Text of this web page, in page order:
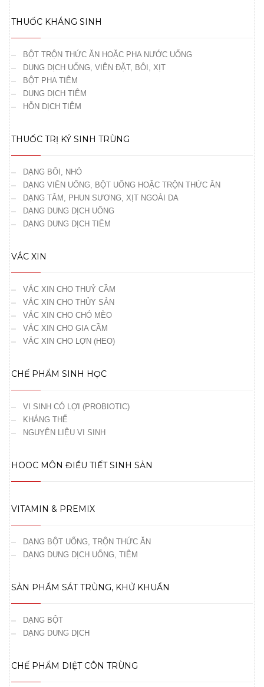
THUỐC KHÁNG SINH
BỘT TRỘN THỨC ĂN HOẶC PHA NƯỚC UỐNG
DUNG DỊCH UỐNG, VIÊN ĐẶT, BÔI, XỊT
BỘT PHA TIÊM
DUNG DỊCH TIÊM
HỖN DỊCH TIÊM
THUỐC TRỊ KÝ SINH TRÙNG
DẠNG BÔI, NHỎ
DẠNG VIÊN UỐNG, BỘT UỐNG HOẶC TRỘN THỨC ĂN
DẠNG TẮM, PHUN SƯƠNG, XỊT NGOÀI DA
DẠNG DUNG DỊCH UỐNG
DẠNG DUNG DỊCH TIÊM
VẮC XIN
VẮC XIN CHO THUỶ CẦM
VẮC XIN CHO THỦY SẢN
VẮC XIN CHO CHÓ MÈO
VẮC XIN CHO GIA CẦM
VẮC XIN CHO LỢN (HEO)
CHẾ PHẨM SINH HỌC
VI SINH CÓ LỢI (PROBIOTIC)
KHÁNG THỂ
NGUYÊN LIỆU VI SINH
HOOC MÔN ĐIỀU TIẾT SINH SẢN
VITAMIN & PREMIX
DẠNG BỘT UỐNG, TRỘN THỨC ĂN
DẠNG DUNG DỊCH UỐNG, TIÊM
SẢN PHẨM SÁT TRÙNG, KHỬ KHUẨN
DẠNG BỘT
DẠNG DUNG DỊCH
CHẾ PHẨM DIỆT CÔN TRÙNG